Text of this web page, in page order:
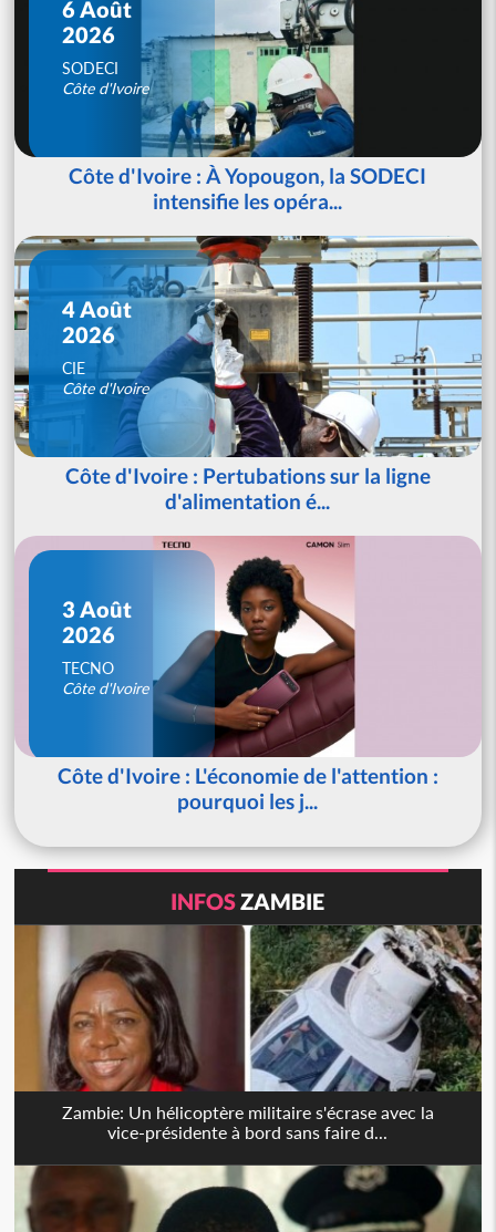
6 Août
2026
SODECI
Côte d'Ivoire
Côte d'Ivoire : À Yopougon, la SODECI
intensifie les opéra...
4 Août
2026
CIE
Côte d'Ivoire
Côte d'Ivoire : Pertubations sur la ligne
d'alimentation é...
3 Août
2026
TECNO
Côte d'Ivoire
Côte d'Ivoire : L'économie de l'attention :
pourquoi les j...
INFOSZAMBIE
Zambie: Un hélicoptère militaire s'écrase avec la
vice-présidente à bord sans faire d...